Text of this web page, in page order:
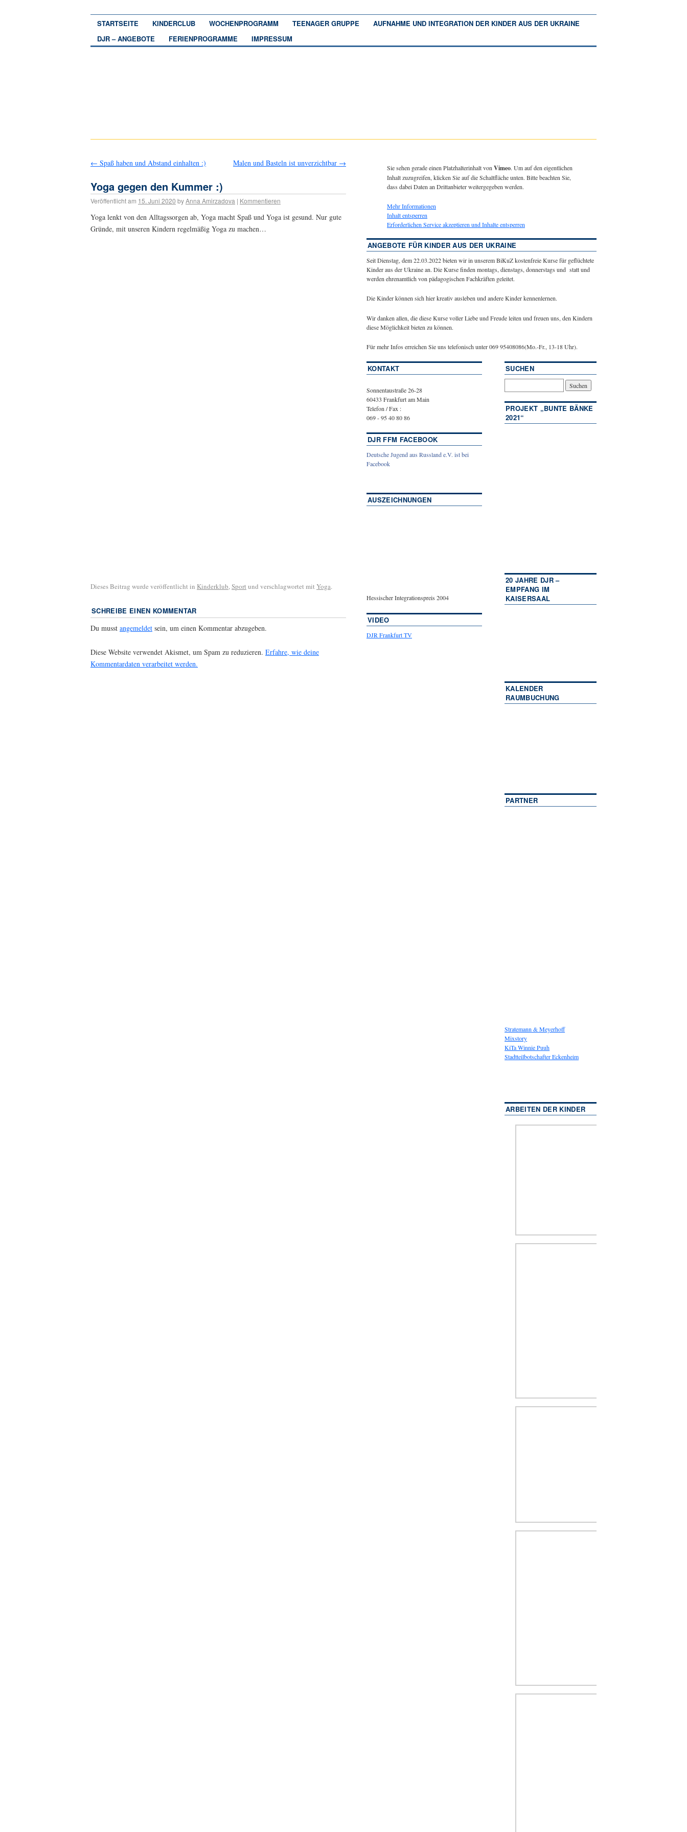
STARTSEITE KINDERCLUB WOCHENPROGRAMM TEENAGER GRUPPE
AUFNAHME UND INTEGRATION DER KINDER AUS DER UKRAINE
DJR – ANGEBOTE
FERIENPROGRAMME IMPRESSUM
← Spaß haben und Abstand einhalten :) Malen und Basteln ist unverzichtbar →
Yoga gegen den Kummer :)
Veröffentlicht am 15. Juni 2020 byAnna Amirzadova | Kommentieren
Yoga lenkt von den Alltagssorgen ab, Yoga macht Spaß und Yoga ist gesund. Nur gute
Gründe, mit unseren Kindern regelmäßig Yoga zu machen…
Dieses Beitrag wurde veröffentlicht in Kinderklub,Sport und verschlagwortet mit Yoga.
SCHREIBE EINEN KOMMENTAR
Du musst angemeldet sein, um einen Kommentar abzugeben.
Diese Website verwendet Akismet, um Spam zu reduzieren. Erfahre, wie deine
Kommentardaten verarbeitet werden.
Sie sehen gerade einen Platzhalterinhalt von Vimeo. Um auf den eigentlichen
Inhalt zuzugreifen, klicken Sie auf die Schaltfläche unten. Bitte beachten Sie,
dass dabei Daten an Drittanbieter weitergegeben werden.
Mehr Informationen
Inhalt entsperren
Erforderlichen Service akzeptieren und Inhalte entsperren
ANGEBOTE FÜR KINDER AUS DER UKRAINE
Seit Dienstag, dem 22.03.2022 bieten wir in unserem BiKuZ kostenfreie Kurse für geflüchtete
Kinder aus der Ukraine an. Die Kurse finden montags, dienstags, donnerstags und statt und
werden ehrenamtlich von pädagogischen Fachkräften geleitet.
Die Kinder können sich hier kreativ ausleben und andere Kinder kennenlernen.
Wir danken allen, die diese Kurse voller Liebe und Freude leiten und freuen uns, den Kindern
diese Möglichkeit bieten zu können.
Für mehr Infos erreichen Sie uns telefonisch unter 069 95408086(Mo.-Fr., 13-18 Uhr).
KONTAKT
Sonnentaustraße 26-28
60433 Frankfurt am Main
Telefon / Fax :
069 - 95 40 80 86
DJR FFM FACEBOOK
Deutsche Jugend aus Russland e.V. ist bei
Facebook
AUSZEICHNUNGEN
Hessischer Integrationspreis 2004
VIDEO
DJR Frankfurt TV
SUCHEN
PROJEKT „BUNTE BÄNKE
2021“
20 JAHRE DJR –
EMPFANG IM
KAISERSAAL
KALENDER
RAUMBUCHUNG
PARTNER
Stratemann & Meyerhoff
Mixstory
KiTa Winnie Puuh
Stadtteilbotschafter Eckenheim
ARBEITEN DER KINDER